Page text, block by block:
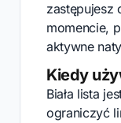
zastępujesz
momencie,
aktywne
Kiedy
Biała lista
ograniczyć